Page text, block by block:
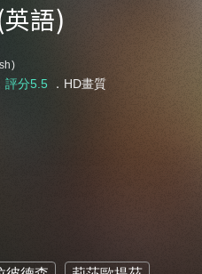
語)
評分5.5．HD畫質